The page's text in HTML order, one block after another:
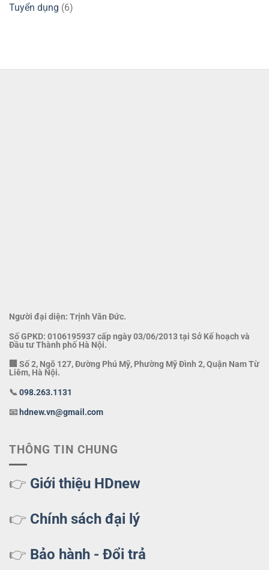
Tuyển dụng (6)
Người đại diện: Trịnh Văn Đức.
Số GPKD: 0106195937 cấp ngày 03/06/2013 tại Sở Kế hoạch và
Đầu tư Thành phố Hà Nội.
🏢 Số 2, Ngõ 127, Đường Phú Mỹ, Phường Mỹ Đình 2, Quận Nam Từ
Liêm, Hà Nội.
📞 098.263.1131
📧 hdnew.vn@gmail.com
THÔNG TIN CHUNG
👉 Giới thiệu HDnew
👉 Chính sách đại lý
👉 Bảo hành - Đổi trả